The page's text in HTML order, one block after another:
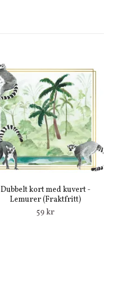
Dubbelt kort med kuvert -
Lemurer (Fraktfritt)
59 kr